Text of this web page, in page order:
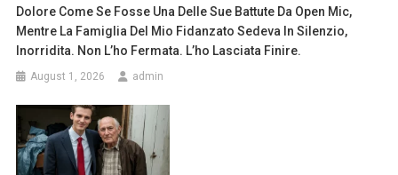
Dolore Come Se Fosse Una Delle Sue Battute Da Open Mic,
Mentre La Famiglia Del Mio Fidanzato Sedeva In Silenzio,
Inorridita. Non L’ho Fermata. L’ho Lasciata Finire.
August 1, 2026 admin